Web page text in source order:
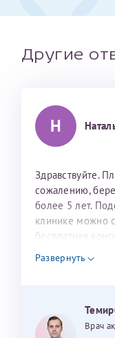
мы ему
счастливыми
Другие
Н
Здравствуйте.
сожалению,
более 5 лет.
клинике можно
бесплатная
уважением,
Развернуть
Врач